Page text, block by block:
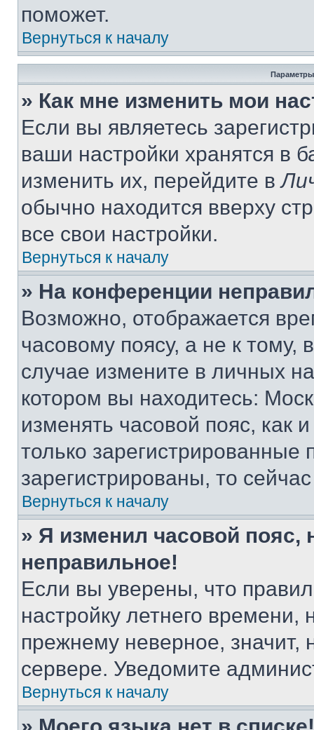
поможет.
Вернуться к началу
Параметры
» Как мне изменить мои
Если вы являетесь
ваши настройки хранятся в
изменить их, перейдите в
обычно находится вверху
все свои настройки.
Вернуться к началу
» На конференции
Возможно, отображается
часовому поясу, а не к тому,
случае измените в личных
котором вы находитесь:
изменять часовой пояс, как
только
зарегистрированы, то
Вернуться к началу
» Я изменил часовой пояс,
неправильное!
Если вы уверены, что
настройку летнего
прежнему неверное, значит,
сервере. Уведомите
Вернуться к началу